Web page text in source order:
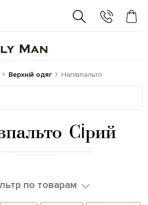
Верхній одяг Напівпальто
Сірий
по товарам